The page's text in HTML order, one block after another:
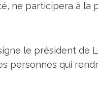
ne participera à la
le président de
personnes qui